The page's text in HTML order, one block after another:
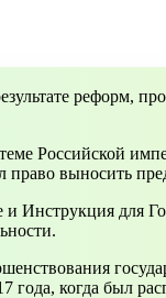
реформ,
Российской
выносить
для
когда был